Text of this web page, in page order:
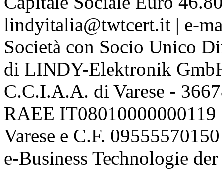
lindyitalia@twtcert.it | e-
Società con Socio Unico
di LINDY-Elektronik
C.C.I.A.A. di Varese -
RAEE
Varese e C.F. 09555570150
e-Business Technologie